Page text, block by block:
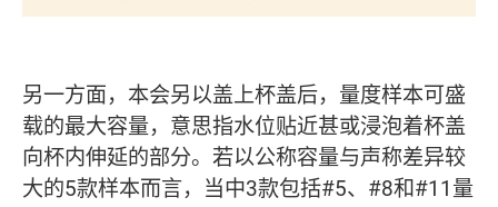
另一方面，本会另以盖上杯盖后，量度样本可盛
载的最大容量，意思指水位贴近甚或浸泡着杯盖
向杯内伸延的部分。若以公称容量与声称差异较
大的5款样本而言，当中3款包括#5、#8和#11量